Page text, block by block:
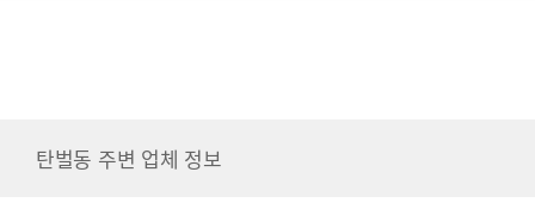
탄벌동 주변 업체 정보